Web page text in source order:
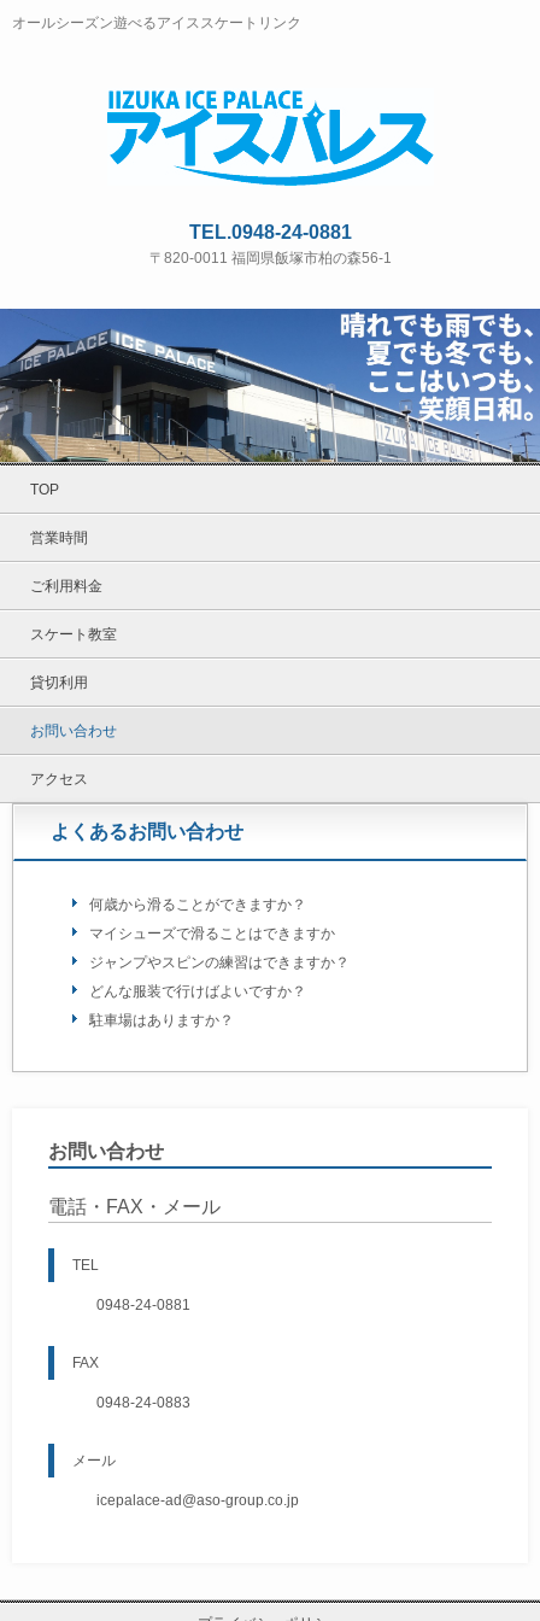
オールシーズン遊べるアイススケートリンク
TEL.0948-24-0881
〒820-0011 福岡県飯塚市柏の森56-1
TOP
営業時間
ご利用料金
スケート教室
貸切利用
お問い合わせ
アクセス
よくあるお問い合わせ
何歳から滑ることができますか？
マイシューズで滑ることはできますか
ジャンプやスピンの練習はできますか？
どんな服装で行けばよいですか？
駐車場はありますか？
お問い合わせ
電話・FAX・メール
TEL
0948-24-0881
FAX
0948-24-0883
メール
icepalace-ad@aso-group.co.jp